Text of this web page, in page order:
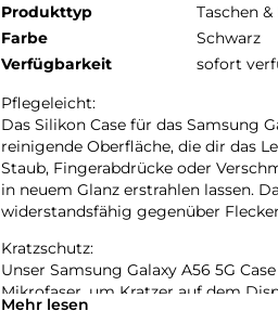
Produkttyp
Taschen
Farbe
Schwarz
Verfügbarkeit
sofort
Pflegeleicht:
Das Silikon Case für das Samsung
reinigende Oberfläche, die dir das
Staub, Fingerabdrücke oder
in neuem Glanz erstrahlen lassen.
widerstandsfähig gegenüber
Kratzschutz:
Unser Samsung Galaxy A56 5G
Mikrofaser, um Kratzer auf dem
erhöhten Kanten schützen das
Mehr lesen